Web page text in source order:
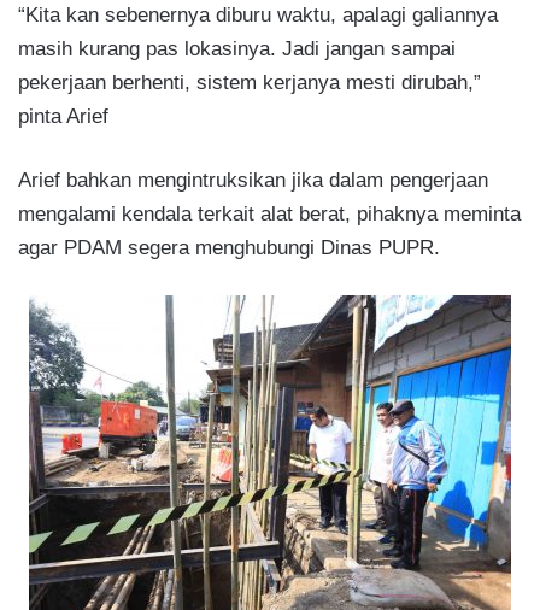
“Kita kan sebenernya diburu waktu, apalagi galiannya
masih kurang pas lokasinya. Jadi jangan sampai
pekerjaan berhenti, sistem kerjanya mesti dirubah,”
pinta Arief
Arief bahkan mengintruksikan jika dalam pengerjaan
mengalami kendala terkait alat berat, pihaknya meminta
agar PDAM segera menghubungi Dinas PUPR.